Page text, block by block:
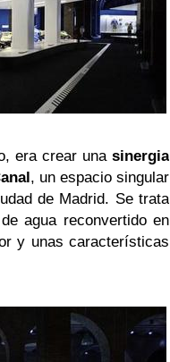
era crear una sinergia
, un espacio singular
de Madrid. Se trata
agua reconvertido en
y unas características